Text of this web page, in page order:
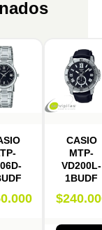
CASIO
MTP-
VD200L-
1BUDF
$